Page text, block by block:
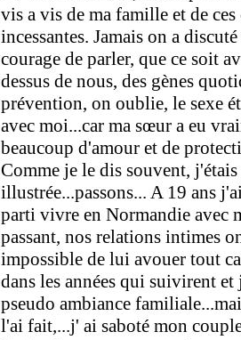
vis a vis de ma famille et de
incessantes. Jamais on a
courage de parler, que ce soit
dessus de nous, des gènes
prévention, on oublie, le sexe
avec moi...car ma sœur a eu
beaucoup d'amour et de
Comme je le dis souvent,
illustrée...passons... A 19 ans
parti vivre en Normandie avec
passant, nos relations intimes
impossible de lui avouer tout
dans les années qui suivirent
pseudo ambiance
l'ai fait,...j' ai saboté mon